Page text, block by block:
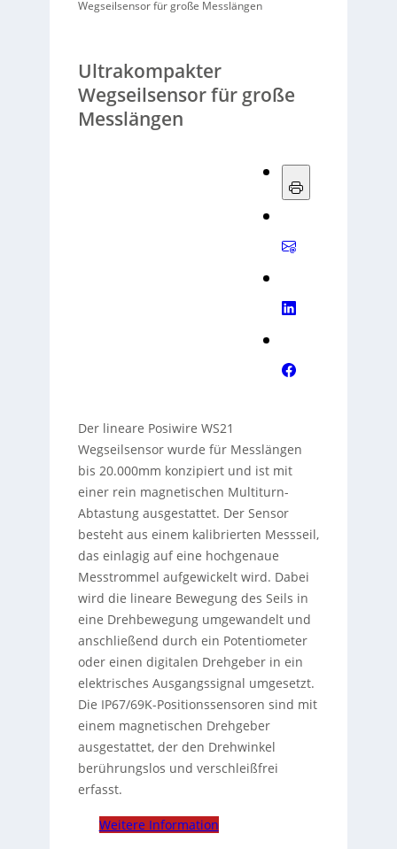
Wegseilsensor für große Messlängen
Ultrakompakter
Wegseilsensor für große
Messlängen
Der lineare Posiwire WS21
Wegseilsensor wurde für Messlängen
bis 20.000mm konzipiert und ist mit
einer rein magnetischen Multiturn-
Abtastung ausgestattet. Der Sensor
besteht aus einem kalibrierten Messseil,
das einlagig auf eine hochgenaue
Messtrommel aufgewickelt wird. Dabei
wird die lineare Bewegung des Seils in
eine Drehbewegung umgewandelt und
anschließend durch ein Potentiometer
oder einen digitalen Drehgeber in ein
elektrisches Ausgangssignal umgesetzt.
Die IP67/69K-Positionssensoren sind mit
einem magnetischen Drehgeber
ausgestattet, der den Drehwinkel
berührungslos und verschleißfrei
erfasst.
Weitere Information